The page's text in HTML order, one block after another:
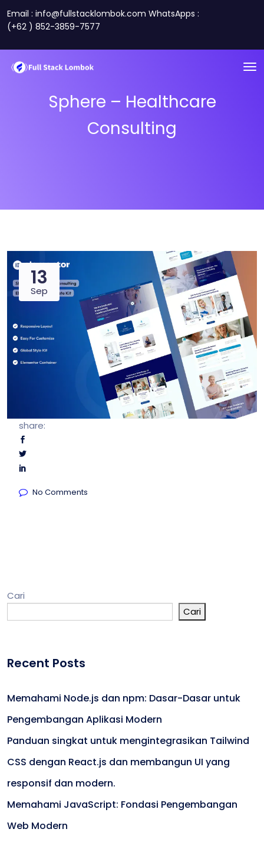
Email : info@fullstacklombok.com WhatsApps :
(+62 ) 852-3859-7577
Sphere – Healthcare
Consulting
13
Sep
share:
No Comments
Cari
Cari
Recent Posts
Memahami Node.js dan npm: Dasar-Dasar untuk
Pengembangan Aplikasi Modern
Panduan singkat untuk mengintegrasikan Tailwind
CSS dengan React.js dan membangun UI yang
responsif dan modern.
Memahami JavaScript: Fondasi Pengembangan
Web Modern